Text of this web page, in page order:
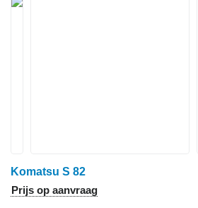
Komatsu S 82
Prijs op aanvraag